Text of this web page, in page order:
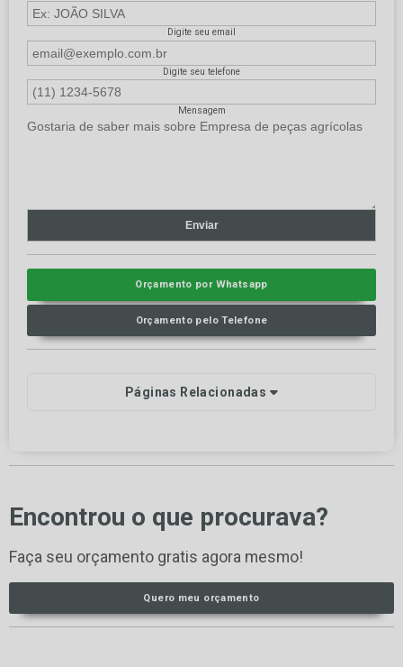
Digite seu email
Digite seu telefone
Mensagem
Orçamento por Whatsapp
Orçamento pelo Telefone
Páginas Relacionadas
Encontrou o que procurava?
Faça seu orçamento gratis agora mesmo!
Quero meu orçamento